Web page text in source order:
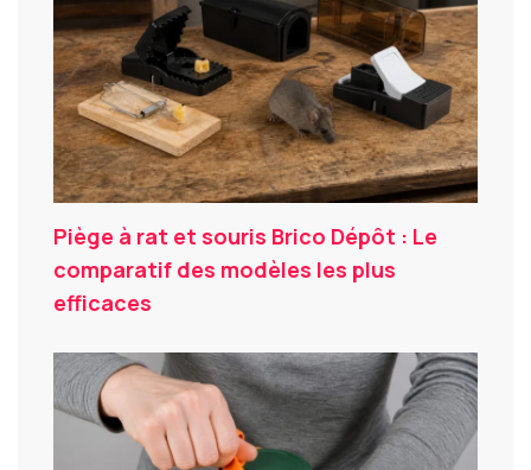
Piège à rat et souris Brico Dépôt : Le
comparatif des modèles les plus
efficaces